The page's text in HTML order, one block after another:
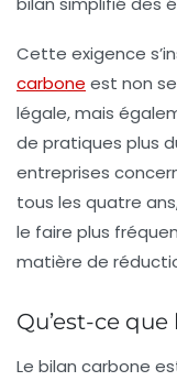
Cette exigence
carbone est non
légale, mais
de pratiques plus
entreprises
tous les quatre
le faire plus
matière de
Qu’est-ce
Le bilan carbone